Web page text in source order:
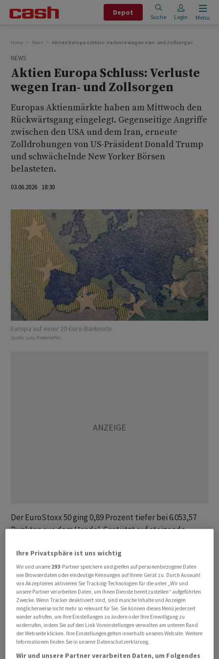
Depot
Suche Login Menu
Home News Aktien Europa Schluss: Verluste wegen Iran- und Zollsorgen
NEWS
Aktien Europa Schluss: Verluste
wegen Iran- und Zollsorgen
Europas Aktienmärkte haben am Mittwoch den
Rückwärtsgang eingelegt. Gegenseitige Angriffe
zwischen den USA und dem Iran, erneute
Zolldrohungen von US-Präsident Donald Trump
und schwächelnde New Yorker Börsen
belasteten.
03.06.2026 18:30
Europa auf einer 20-Euro-Banknote.
Quelle: Luca Niederkofler
Der EuroStoxx 50 ging 0,89 Prozent tiefer bei 6.053,57
Punkten aus dem Handel. Gestützt auf steigende
auf 10.332,30 Zähler. In der Schweiz verlor der SMI 0,66
Prozent auf 13.218,32 Punkte.
Die USA und der Iran haben sich über Nacht eines der
schwersten Feuergefechte seit Beginn der Waffenruhe
geliefert. Ziel der Angriffe waren auch Stützpunkte des
US-Militärs in den Golfstaaten Kuwait und Bahrain. Die
Eskalation sorgte für höhere Ölpreise. Ölsektor lag in
der europäischen Branchenwertung entsprechend vorn.
Ihre Privatsphäre ist uns wichtig
Wir und unsere 293-Partner speichern und greifen auf personenbezogene Daten
wie Browserdaten oder eindeutige Kennungen auf Ihrem Gerät zu. Durch Auswahl
von Akzeptieren aktivieren Sie Tracking-Technologien für die unter „Wir und
unsere Partner verarbeiten Daten, um Ihnen Dienste bereitzustellen“ aufgeführten
Zwecke. Wenn Tracker deaktiviert sind, sind manche Inhalte und Anzeigen
möglicherweise nicht mehr so relevant für Sie. Sie können dieses Menü jederzeit
wieder aufrufen, um Ihre Einstellungen zu ändern oder Ihre Einwilligung zu
widerrufen, indem Sie auf den Link Voreinstellungen verwalten am unteren Rand
der Webseite klicken. Ihre Einstellungen gelten innerhalb unseres Website. Weitere
Informationen finden Sie in unserer Datenschutzerklärung.
Wir und unsere Partner verarbeiten Daten, um Folgendes